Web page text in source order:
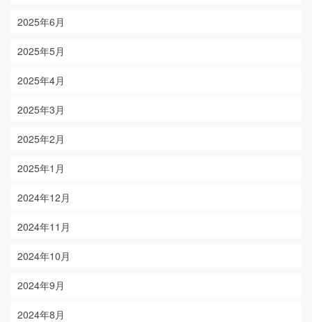
2025年6月
2025年5月
2025年4月
2025年3月
2025年2月
2025年1月
2024年12月
2024年11月
2024年10月
2024年9月
2024年8月